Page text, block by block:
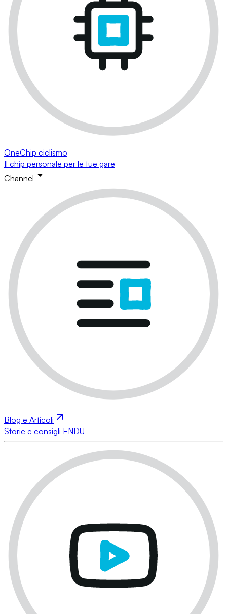
OneChip ciclismo
Il chip personale per le tue gare
Channel
Blog e Articoli
Storie e consigli ENDU